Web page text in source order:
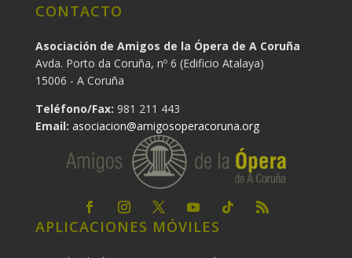
CONTACTO
Asociación de Amigos de la Ópera de A Coruña
Avda. Porto da Coruña, nº 6 (Edificio Atalaya)
15006 - A Coruña
Teléfono/Fax: 981 211 443
Email: asociacion@amigosoperacoruna.org
APLICACIONES MÓVILES